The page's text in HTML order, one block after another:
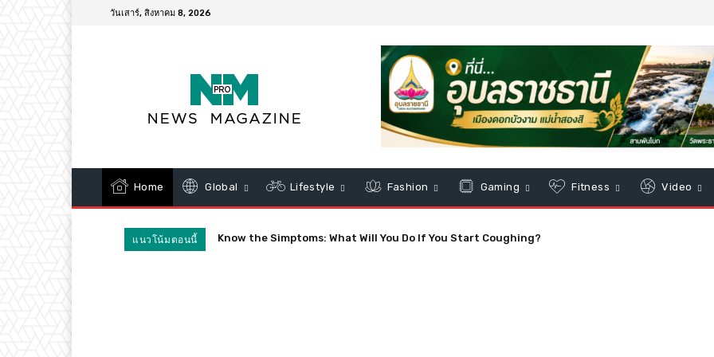
วันเสาร์, สิงหาคม 8, 2026
Home Global Lifestyle Fashion Gaming Fitness Video
แนวโน้มตอนนี้ Quarantines Spark Confusion and Worries About Precedent